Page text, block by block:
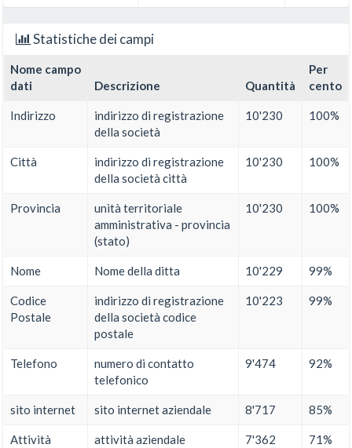
Statistiche dei campi
Nome campo
dati
Descrizione Quantità
Per
cento
Indirizzo
indirizzo di registrazione
della società
10'230 100%
Città
indirizzo di registrazione
della società città
10'230 100%
Provincia
unità territoriale
amministrativa - provincia
(stato)
10'230 100%
Nome Nome della ditta 10'229 99%
Codice
Postale
indirizzo di registrazione
della società codice
postale
10'223 99%
Telefono
numero di contatto
telefonico
9'474 92%
sito internet sito internet aziendale 8'717 85%
Attività attività aziendale 7'362 71%